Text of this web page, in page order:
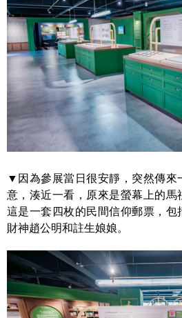
▼因為參展當日很安靜，突然傳來
意，湊近一看，原來是螢幕上的馬
這是一套四枚的民間信仰郵票，包
財神趙公明和註生娘娘。